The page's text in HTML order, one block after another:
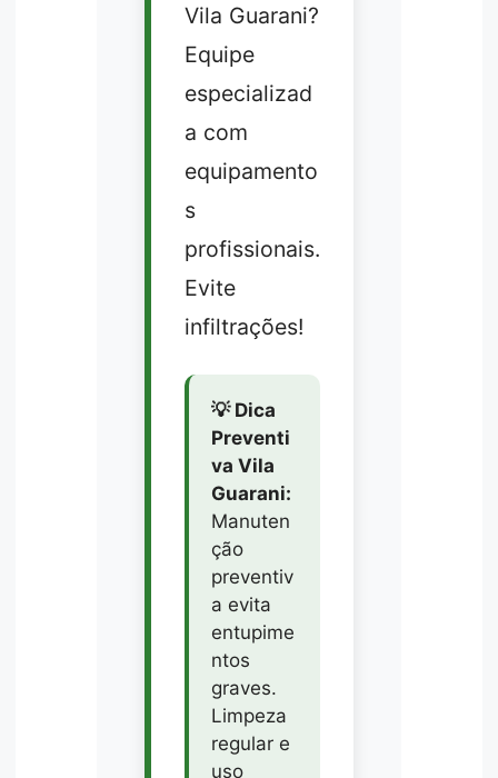
Vila Guarani?
Equipe
especializad
a com
equipamento
s
profissionais.
Evite
infiltrações!
💡 Dica
Preventi
va Vila
Guarani:
Manuten
ção
preventiv
a evita
entupime
ntos
graves.
Limpeza
regular e
uso